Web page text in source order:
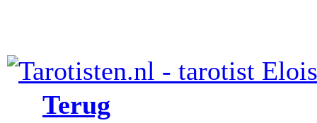
Terug